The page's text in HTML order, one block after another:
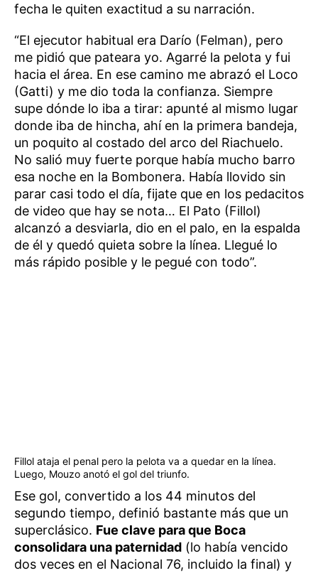
fecha le quiten exactitud a su narración.
“El ejecutor habitual era Darío (Felman), pero
me pidió que pateara yo. Agarré la pelota y fui
hacia el área. En ese camino me abrazó el Loco
(Gatti) y me dio toda la confianza. Siempre
supe dónde lo iba a tirar: apunté al mismo lugar
donde iba de hincha, ahí en la primera bandeja,
un poquito al costado del arco del Riachuelo.
No salió muy fuerte porque había mucho barro
esa noche en la Bombonera. Había llovido sin
parar casi todo el día, fijate que en los pedacitos
de video que hay se nota… El Pato (Fillol)
alcanzó a desviarla, dio en el palo, en la espalda
de él y quedó quieta sobre la línea. Llegué lo
más rápido posible y le pegué con todo”.
Fillol ataja el penal pero la pelota va a quedar en la línea.
Luego, Mouzo anotó el gol del triunfo.
Ese gol, convertido a los 44 minutos del
segundo tiempo, definió bastante más que un
superclásico. Fue clave para que Boca
consolidara una paternidad (lo había vencido
dos veces en el Nacional 76, incluido la final) y